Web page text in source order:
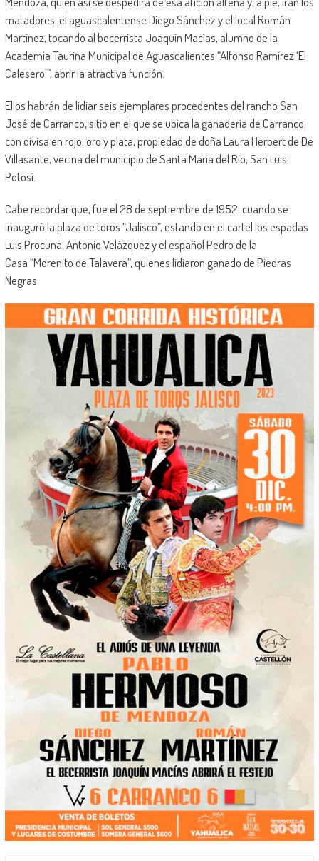
matadores, el aguascalentense Diego Sánchez y el local Román
Martínez, tocando al becerrista Joaquín Macías, alumno de la
Academia Taurina Municipal de Aguascalientes “Alfonso Ramírez ‘El
Calesero’”, abrir la atractiva función.
Ellos habrán de lidiar seis ejemplares procedentes del rancho San
José de Carranco, sitio en el que se ubica la ganadería de Carranco,
con divisa en rojo, oro y plata, propiedad de doña Laura Herbert de De
Villasante, vecina del municipio de Santa María del Río, San Luis
Potosí.
Cabe recordar que, fue el 28 de septiembre de 1952, cuando se
inauguró la plaza de toros “Jalisco”, estando en el cartel los espadas
Luis Procuna, Antonio Velázquez y el español Pedro de la
Casa “Morenito de Talavera”, quienes lidiaron ganado de Piedras
Negras.